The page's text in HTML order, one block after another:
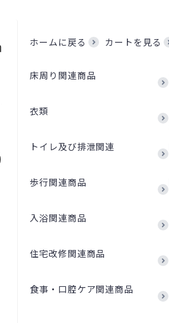
ホームに戻る カートを見る
床周り関連商品
衣類
トイレ及び排泄関連
歩行関連商品
入浴関連商品
住宅改修関連商品
食事・口腔ケア関連商品